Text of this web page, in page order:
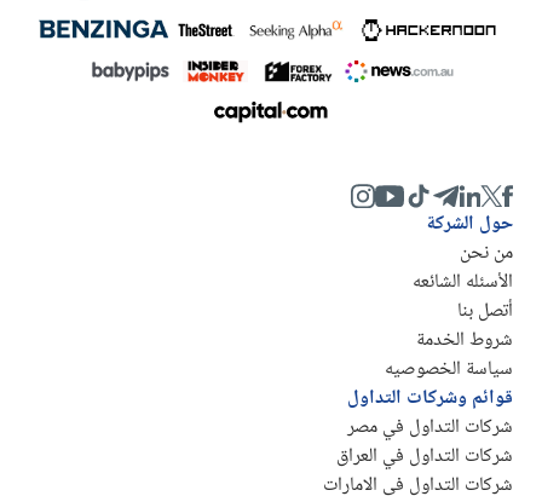
حول الشركة
من نحن
الأسئله الشائعه
أتصل بنا
شروط الخدمة
سياسة الخصوصيه
قوائم وشركات التداول
شركات التداول في مصر
شركات التداول في العراق
شركات التداول في الامارات